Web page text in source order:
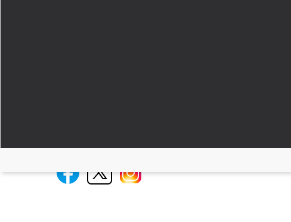
INFO@FUNDACIONDIETAMEDITERRANEA.ORG